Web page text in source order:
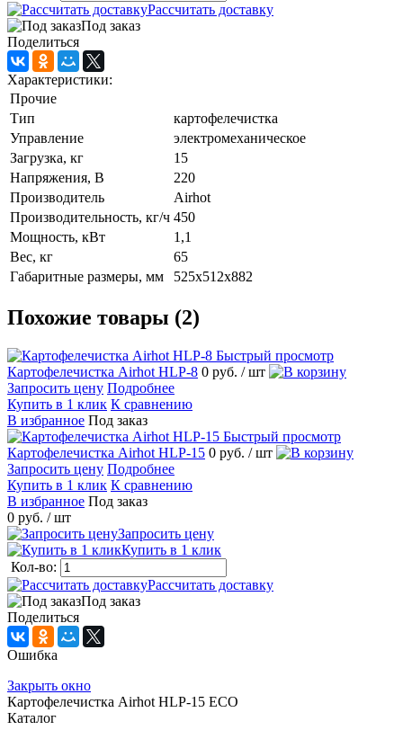
Рассчитать доставку
Под заказ
Поделиться
Характеристики:
Прочие
Тип
картофелечистка
Управление
электромеханическое
Загрузка, кг
15
Напряжения, В
220
Производитель
Airhot
Производительность, кг/ч 450
Мощность, кВт
1,1
Вес, кг
65
Габаритные размеры, мм
525х512х882
Похожие товары (2)
Быстрый просмотр
Картофелечистка Airhot HLP-8 0 руб. / шт
Запросить цену Подробнее
Купить в 1 клик К сравнению
В избранное Под заказ
Быстрый просмотр
Картофелечистка Airhot HLP-15 0 руб. / шт
Запросить цену Подробнее
Купить в 1 клик К сравнению
В избранное Под заказ
0 руб. / шт
Запросить цену
Купить в 1 клик
Кол-во:
Рассчитать доставку
Под заказ
Поделиться
Ошибка
Закрыть окно
Картофелечистка Airhot HLP-15 ECO
Каталог